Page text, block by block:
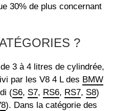
30% de plus concernant
?
3 à 4 litres de cylindrée,
par les V8 4 L des BMW
(S6, S7, RS6, RS7, S8)
). Dans la catégorie des